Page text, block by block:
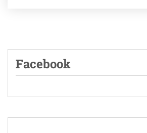
Facebook